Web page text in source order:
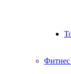
Фитнес